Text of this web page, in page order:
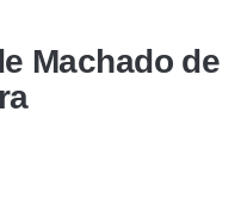
Machado de